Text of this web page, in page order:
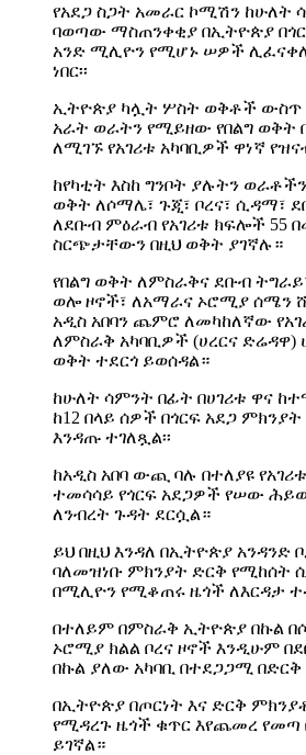
የአደጋ ስጋት አመራር ኮሚሽን ከሁለት
ባወጣው ማስጠንቀቂያ በኢትዮጵያ
አንድ ሚሊዮን የሚሆኑ ሠዎች
ነበር፡፡
ኢትዮጵያ ካሏት ሦስት ወቅቶች ውስጥ
አራት ወራትን የሚይዘው የበልግ ወቅት
ለሚገኙ የአገሪቱ አካባቢዎች ዋነኛ
ከየካቲት እስከ ግንቦት ያሉትን
ወቅት ለሶማሌ፣ ጉጂ፣ ቦረና፣ ሲዳማ፣
ለደቡብ ምዕራብ የአገሪቱ ክፍሎች 55
ስርጭታቸውን በዚህ ወቅት ያገኛሉ።
የበልግ ወቅት ለምስራቅና ደቡብ
ወሎ ዞኖች፣ ለአማራና ኦሮሚያ ሰሜን
አዲስ አበባን ጨምሮ ለመካከለኛው
ለምስራቅ አካባቢዎች (ሀረርና ድሬዳዋ)
ወቅት ተደርጎ ይወሰዳል።
ከሁለት ሳምንት በፊት በሀገሪቱ ዋና
ከ12 በላይ ሰዎች በጎርፍ አደጋ
እንዳጡ ተገለጿል፡፡
ከአዲስ አበባ ውጪ ባሉ በተለያዩ
ተመሳሳይ የጎርፍ አደጋዎች የሠው
ለንብረት ጉዳት ደርሷል።
ይህ በዚህ እንዳለ በኢትዮጵያ አንዳንድ
ባለመዝነቡ ምክንያት ድርቅ የሚከሰት
በሚሊዮን የሚቆጠሩ ዜጎች ለእርዳታ
በተለይም በምስራቅ ኢትዮጵያ በኩል
ኦሮሚያ ክልል ቦረና ዞኖች እንዲሁም
በኩል ያለው አካባቢ በተደጋጋሚ በድርቅ
በኢትዮጵያ በጦርነት እና ድርቅ
የሚዳረጉ ዜጎች ቁጥር እየጨመረ
ይገኛል።